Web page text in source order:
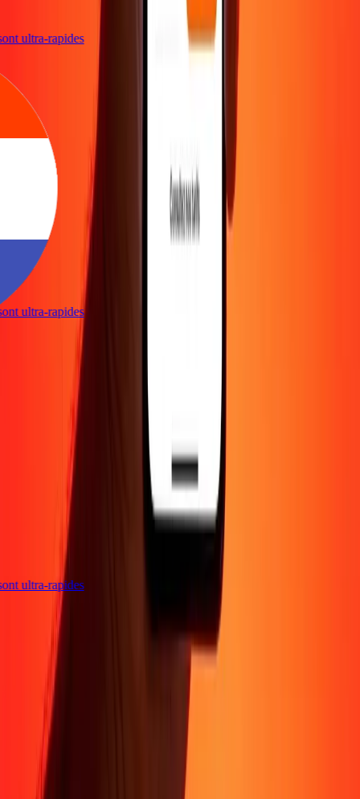
ultra-rapides
ultra-rapides
ultra-rapides
Entreprise
À proposBlog Devenir agent
Transfert d'argent international
Politique de confidentialité
Avis sur les cookies
générales
Centre d'aide
d'accessibilité
Services Rapide Chèque